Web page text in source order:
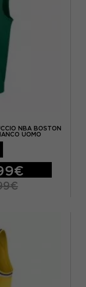
NBA BOSTON
UOMO